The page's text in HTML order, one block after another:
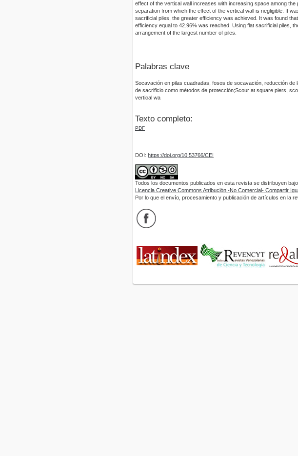
effect of the vertical wall increases with increasing space among
separation from which the effect of the vertical wall is negligible. It
sacrificial piles, the greater efficiency was achieved. It was found
efficiency equal to 42.96% was reached. Using flat sacrificial piles,
arrangement of the largest number of piles.
Palabras clave
Socavación en pilas cuadradas, fosos de socavación, reducción de
de sacrificio como métodos de protección;Scour at square piers,
vertical wa
Texto completo:
PDF
DOI: https://doi.org/10.53766/CEI
Todos los documentos publicados en esta revista se distribuyen
Licencia Creative Commons Atribución -No Comercial- Compartir
Por lo que el envío, procesamiento y publicación de artículos en la